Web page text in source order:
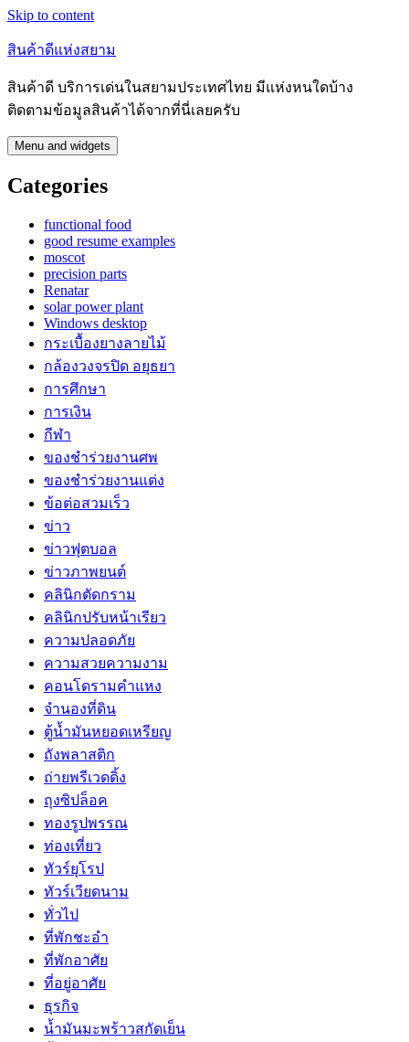
Skip to content
สินค้าดีแห่งสยาม
สินค้าดี บริการเด่นในสยามประเทศไทย มีแห่งหนใดบ้าง
ติดตามข้อมูลสินค้าได้จากที่นี่เลยครับ
Menu and widgets
Categories
functional food
good resume examples
moscot
precision parts
Renatar
solar power plant
Windows desktop
กระเบื้องยางลายไม้
กล้องวงจรปิด อยุธยา
การศึกษา
การเงิน
กีฬา
ของชำร่วยงานศพ
ของชำร่วยงานแต่ง
ข้อต่อสวมเร็ว
ข่าว
ข่าวฟุตบอล
ข่าวภาพยนต์
คลินิกตัดกราม
คลินิกปรับหน้าเรียว
ความปลอดภัย
ความสวยความงาม
คอนโดรามคำแหง
จำนองที่ดิน
ตู้น้ำมันหยอดเหรียญ
ถังพลาสติก
ถ่ายพรีเวดดิ้ง
ถุงซิปล็อค
ทองรูปพรรณ
ท่องเที่ยว
ทัวร์ยุโรป
ทัวร์เวียดนาม
ทั่วไป
ที่พักชะอำ
ที่พักอาศัย
ที่อยู่อาศัย
ธุรกิจ
น้ำมันมะพร้าวสกัดเย็น